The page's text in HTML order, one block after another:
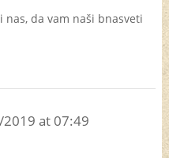
nas, da vam naši bnasveti
at 07:49